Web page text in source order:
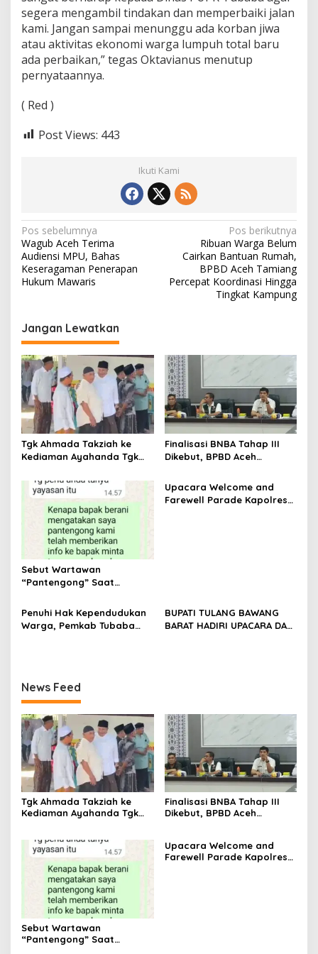
segera mengambil tindakan dan memperbaiki jalan
kami. Jangan sampai menunggu ada korban jiwa
atau aktivitas ekonomi warga lumpuh total baru
ada perbaikan,” tegas Oktavianus menutup
pernyataannya.
( Red )
Post Views: 443
Ikuti Kami
N
a
v
a
s
i
p
o
s
Pos sebelumnya
Wagub Aceh Terima
Audiensi MPU, Bahas
Keseragaman Penerapan
Hukum Mawaris
Pos berikutnya
Ribuan Warga Belum
Cairkan Bantuan Rumah,
BPBD Aceh Tamiang
Percepat Koordinasi Hingga
Tingkat Kampung
Jangan Lewatkan
Tgk Ahmada Takziah ke
Kediaman Ayahanda Tgk
Finalisasi BNBA Tahap III
Dikebut, BPBD Aceh
Penghulu untuk Vervali
Stimulan Rumah
Sebut Wartawan
“Pantengong” Saat
Diduga Langgar Hukum &
Etika, DPR‑Provinsi,
Gubernur dan PLLDA
Upacara Welcome and
Farewell Parade Kapolres
Penuhi Hak Kependudukan
Warga, Pemkab Tubaba
BUPATI TULANG BAWANG
BARAT HADIRI UPACARA DAN
News Feed
Tgk Ahmada Takziah ke
Kediaman Ayahanda Tgk
Finalisasi BNBA Tahap III
Dikebut, BPBD Aceh
Stimulan Rumah
Sebut Wartawan
“Pantengong” Saat
Upacara Welcome and
Farewell Parade Kapolres